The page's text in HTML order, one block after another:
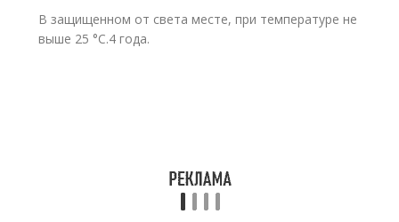
В защищенном от света месте, при температуре не
выше 25 °C.4 года.